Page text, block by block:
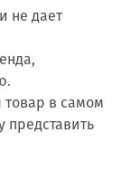
не дает
товар в самом
представить